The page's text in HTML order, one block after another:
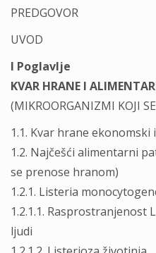
PREDGOVOR
UVOD
I Poglavlje
KVAR HRANE I
(MIKROORGANIZMI KOJI
1.1. Kvar hrane
1.2. Najčešći alimentarni
se prenose hranom)
1.2.1. Listeria
1.2.1.1. Rasprostranjenost
ljudi